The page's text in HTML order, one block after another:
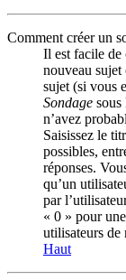
Comment créer un
Il est facile de
nouveau sujet
sujet (si vous
Sondage sous
n’avez
Saisissez le
possibles,
réponses.
qu’un
par
« 0 » pour
utilisateurs
Haut